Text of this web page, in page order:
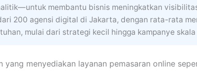
membantu bisnis meningkatkan
200 agensi digital di Jakarta, dengan rata-rata
mulai dari strategi kecil hingga kampanye skala
menyediakan layanan pemasaran online